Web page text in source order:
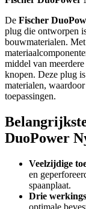
De Fischer
plug die ontworpen
bouwmaterialen.
middel van
knopen. Deze plug
materialen,
toepassingen.
DuoPower
Veelzijdige
en
spaanplaat.
Drie
optimale